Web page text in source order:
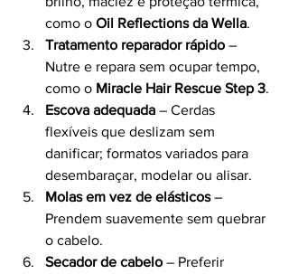
como o Oil Reflections da Wella.
Tratamento reparador rápido –
Nutre e repara sem ocupar tempo,
como o Miracle Hair Rescue Step 3.
Escova adequada – Cerdas
flexíveis que deslizam sem
danificar; formatos variados para
desembaraçar, modelar ou alisar.
Molas em vez de elásticos –
Prendem suavemente sem quebrar
o cabelo.
Secador de cabelo – Preferir